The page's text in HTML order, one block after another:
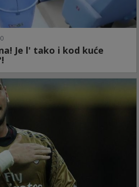
Je l' tako i kod kuće